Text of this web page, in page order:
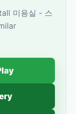
미용실 - 스